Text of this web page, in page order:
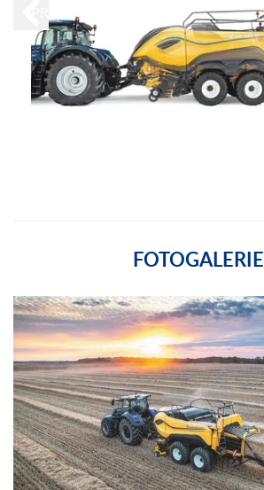
PREVIOUS
FOTOGALERIE